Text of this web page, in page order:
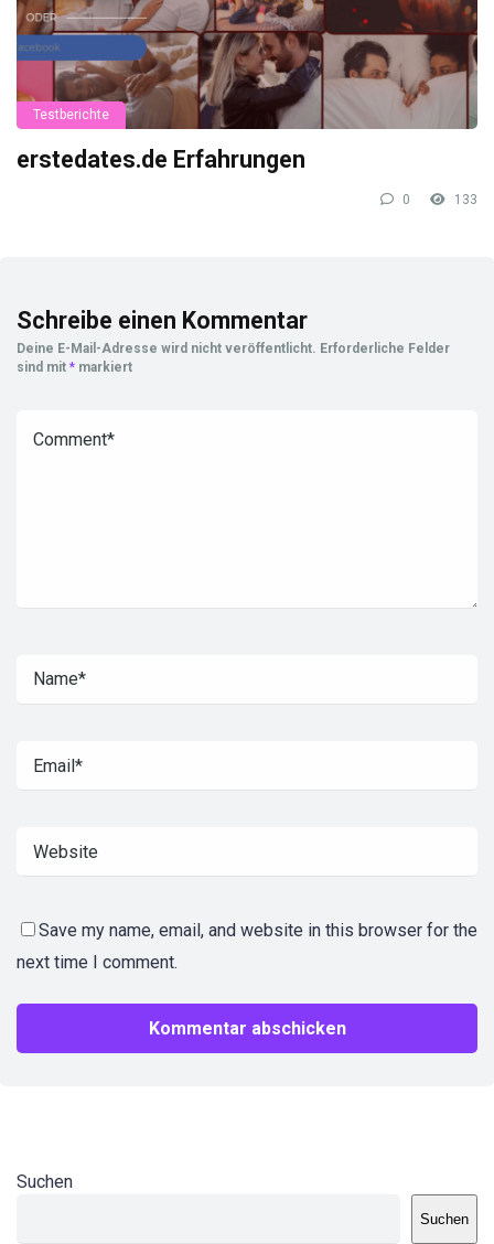
Testberichte
erstedates.de Erfahrungen
0 133
Schreibe einen Kommentar
Deine E-Mail-Adresse wird nicht veröffentlicht. Erforderliche Felder
sind mit * markiert
Save my name, email, and website in this browser for the
next time I comment.
Suchen
Suchen